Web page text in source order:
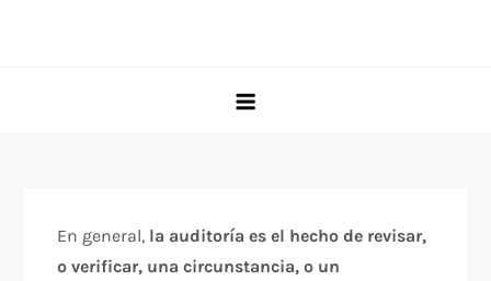
En general, la auditoría es el hecho de revisar,
o verificar, una circunstancia, o un